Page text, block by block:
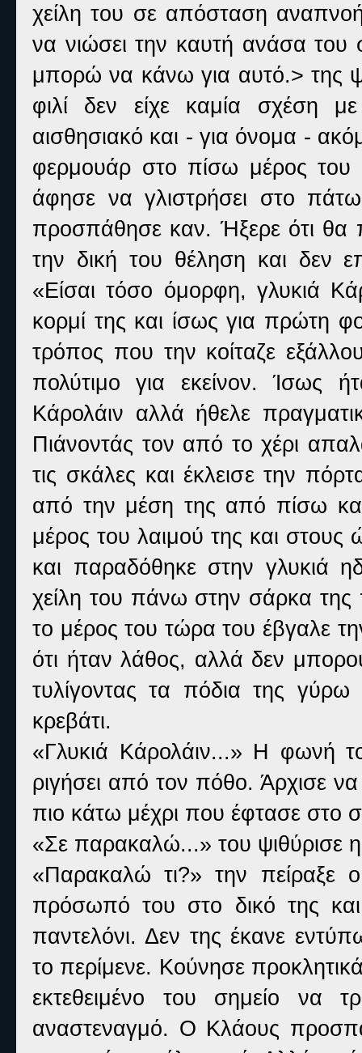
χείλη του σε απόσταση
να νιώσει την καυτή ανάσα
μπορώ να κάνω για αυτό.> της
φιλί δεν είχε καμία σχέση
αισθησιακό και - για όνομα -
φερμουάρ στο πίσω μέρος του
άφησε να γλιστρήσει στο
προσπάθησε καν. Ήξερε ότι θα
την δική του θέληση και δεν
«Είσαι τόσο όμορφη, γλυκιά
κορμί της και ίσως για πρώτη
τρόπος που την κοίταζε
πολύτιμο για εκείνον. Ίσως
Κάρολάιν αλλά ήθελε
Πιάνοντάς τον από το χέρι
τις σκάλες και έκλεισε την
από την μέση της από πίσω
μέρος του λαιμού της και στους
και παραδόθηκε στην γλυκιά
χείλη του πάνω στην σάρκα
το μέρος του τώρα του έβγαλε
ότι ήταν λάθος, αλλά δεν
τυλίγοντας τα πόδια της
κρεβάτι.
«Γλυκιά Κάρολάιν...» Η φωνή
ριγήσει από τον πόθο. Άρχισε να
πιο κάτω μέχρι που έφτασε στο
«Σε παρακαλώ...» του ψιθύρισε
«Παρακαλώ τι?» την
πρόσωπό του στο δικό της
παντελόνι. Δεν της έκανε
το περίμενε. Κούνησε
εκτεθειμένο του σημείο να
αναστεναγμό. Ο Κλάους